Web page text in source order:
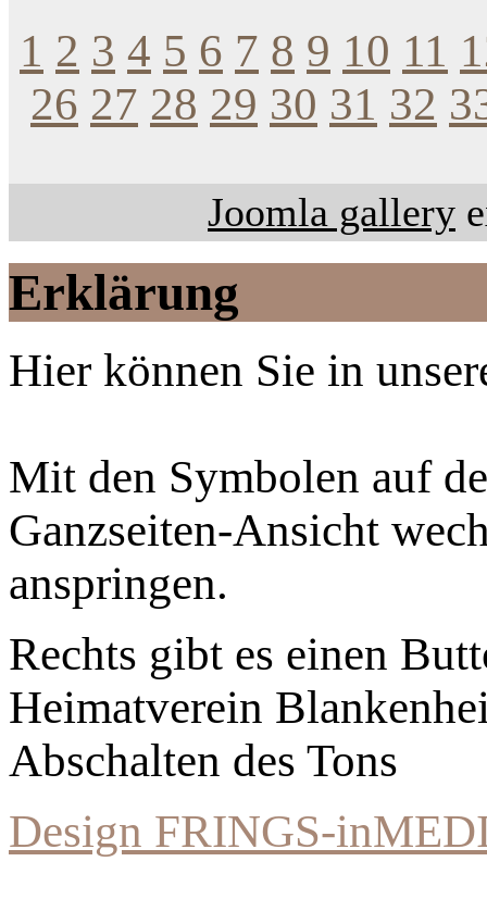
1 2 3 4 5 6 7 8 9 10 11
26 27 28 29 30 31 32
Joomla gallery
Erklärung
Hier können Sie in
Mit den Symbolen auf
Ganzseiten-Ansicht
anspringen.
Rechts gibt es einen
Heimatverein
Abschalten des Tons
Design FRINGS-